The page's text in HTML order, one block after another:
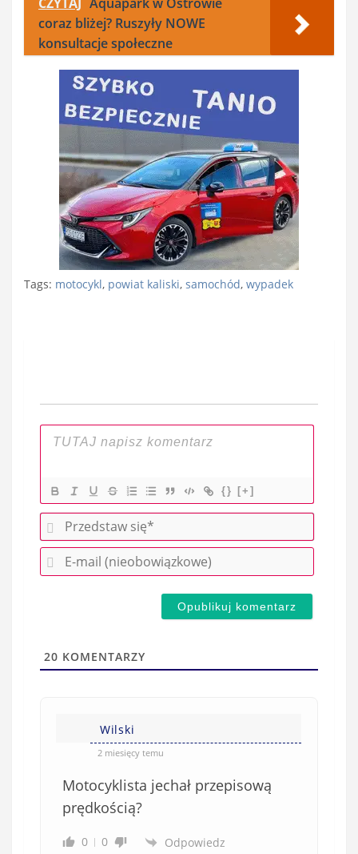
coraz bliżej? Ruszyły NOWE
konsultacje społeczne
Tags: motocykl, powiat kaliski, samochód, wypadek
{} [+]
P
r
e
w
E
-
(
20 KOMENTARZY
Wilski
2 miesięcy temu
Motocyklista jechał przepisową
prędkością?
0 0 Odpowiedz